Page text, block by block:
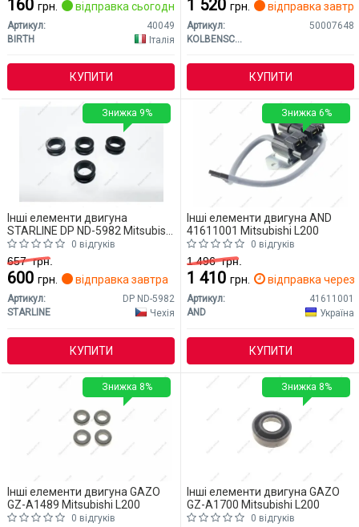
160 грн. відправка сьогодні
Артикул:
40049
BIRTH
Італія
КУПИТИ
1 520 грн. відправка
Артикул:
50007648
KOLBENSCHMIDT
КУПИТИ
Інші елементи двигуна
STARLINE DP ND-5982 Mitsubishi
L200
0 відгуків
657грн.
600 грн. відправка завтра
Артикул:
DP ND-5982
STARLINE
Чехія
КУПИТИ
Знижка 9%
Інші елементи двигуна AND
41611001 Mitsubishi L200
0 відгуків
1 496грн.
1 410 грн. відправка через
Артикул:
41611001
AND
Україна
КУПИТИ
Знижка 6%
Інші елементи двигуна GAZO
GZ-A1489 Mitsubishi L200
0 відгуків
Знижка 8%
Інші елементи двигуна GAZO
GZ-A1700 Mitsubishi L200
0 відгуків
Знижка 8%